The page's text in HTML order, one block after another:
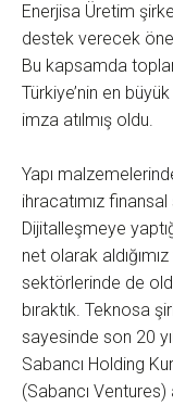
Enerjisa Üretim
destek verecek
Bu kapsamda
Türkiye’nin en
imza atılmış oldu.
Yapı
ihracatımız
Dijitalleşmeye
net olarak
sektörlerinde de
bıraktık. Teknosa
sayesinde son 20
Sabancı Holding
(Sabancı Ventures)